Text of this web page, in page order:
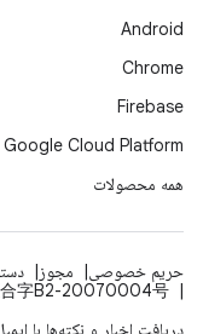
Android
Chrome
Firebase
Google Cloud Platform
همه محصولات
حریم خصوصی مجوز
合字B2-20070004号
دریافت اخبار و نکته‌ها با ایمیل